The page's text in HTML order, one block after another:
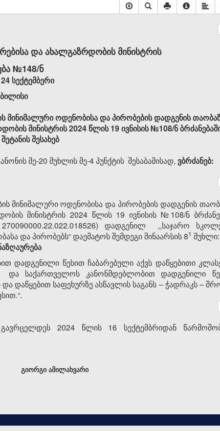
და ახალგაზრდობის მინისტრის
№148/ნ
სექტემბერი
ოდენობისა და პირობების დადგენის
მინისტრის 2024 წლის 19 ივნისის №108/ნ
შესახებ
მე-20 მუხლის მე-4 პუნქტის შესაბამისად, ვბრძანებ:
მინიმალური ოდენობისა და პირობების დადგენის
მინისტრის 2024 წლის 19 ივნისის №108/ნ
დადგენილ ,,საჯარო
და პირობებს“ დაემატოს შემდეგი შინაარსის 8​1 მუხლი:
წესით ჩაბარებული აქვს დაწყებითი
და საქართველოს კანონმდებლობით დადგენილი
დაწყებით საფეხურზე ასწავლის საგანს – ჭადრაკს –
გავრცელდეს 2024 წლის 16 სექტემბრიდან
გიორგი ამილახვარი